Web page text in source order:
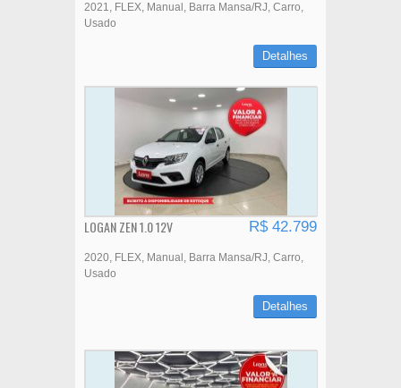
2021 FLEX Manual Barra Mansa/RJ Carro
Usado
Detalhes
LOGAN ZEN 1.0 12V R$ 42.799
2020 FLEX Manual Barra Mansa/RJ Carro
Usado
Detalhes